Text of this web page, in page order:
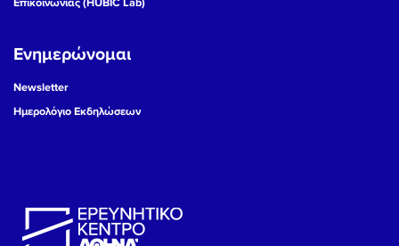
Επικοινωνίας (HUBIC Lab)
Ενημερώνομαι
Newsletter
Ημερολόγιο Εκδηλώσεων